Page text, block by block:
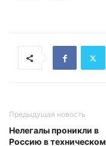
Предыдущая новость
Нелегалы проникли в
Россию в техническом